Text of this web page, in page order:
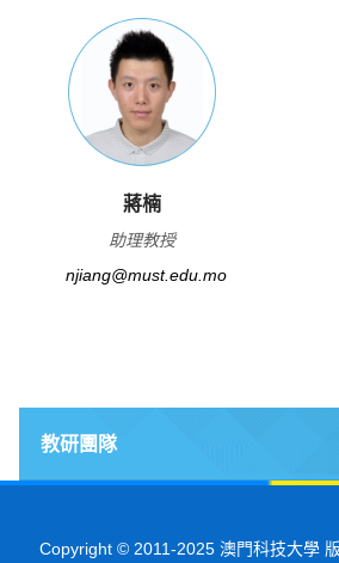
蔣楠
助理教授
njiang@must.edu.mo
教研團隊
Copyright © 2011-2025 澳門科技大學